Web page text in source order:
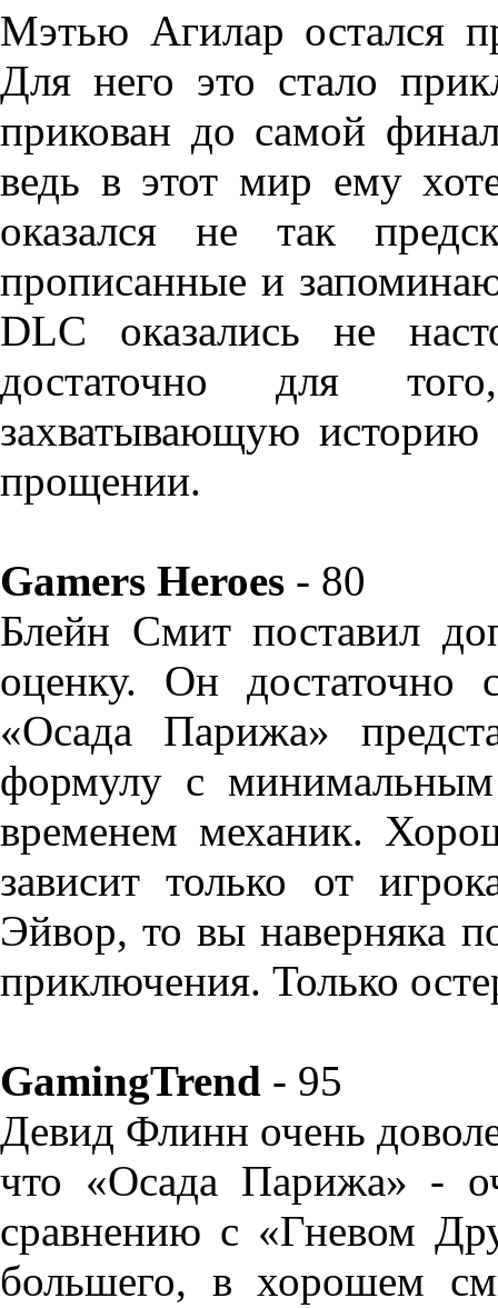
Мэтью Агилар остался
Для него это стало
прикован до самой
ведь в этот мир ему
оказался не так
прописанные и
DLC оказались не
достаточно для
захватывающую историю
прощении.
Gamers Heroes - 80
Блейн Смит поставил
оценку. Он достаточно
«Осада Парижа»
формулу с
временем механик.
зависит только от
Эйвор, то вы наверняка
приключения. Только
GamingTrend - 95
Девид Флинн очень
что «Осада Парижа» -
сравнению с «Гневом
большего, в хорошем